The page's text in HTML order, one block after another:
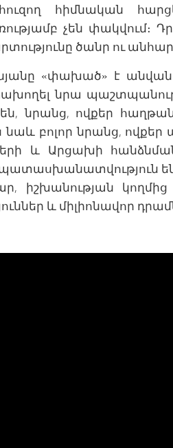
հիմնական
չեն փակվում։
ծանր ու
«փախած» է
նրա
են, նրանց, ովքեր
բոլոր նրանց, ովքեր
և Արցախի
պատասխանատվություն
իշխանության
և միլիոնավոր